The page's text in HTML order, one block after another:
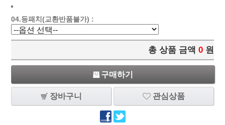
04.등패치(교환반품불가) :
총 상품 금액 0 원
구매하기
장바구니 관심상품